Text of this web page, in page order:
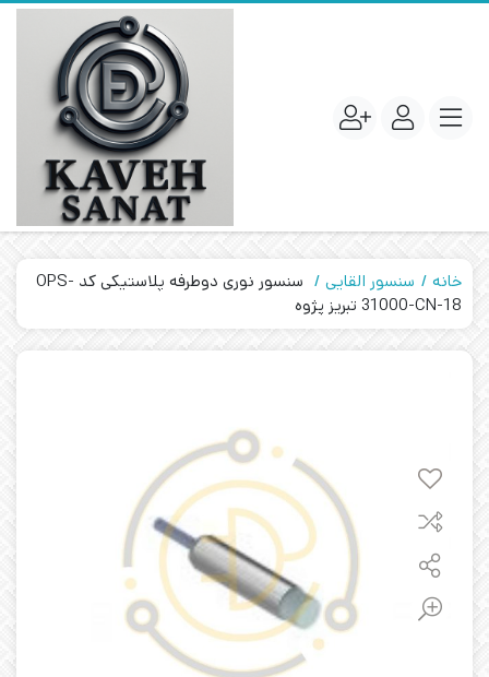
خانه سنسور القایی
سنسور نوری دوطرفه پلاستیکی کد OPS-
31000-CN-18 تبریز پژوه